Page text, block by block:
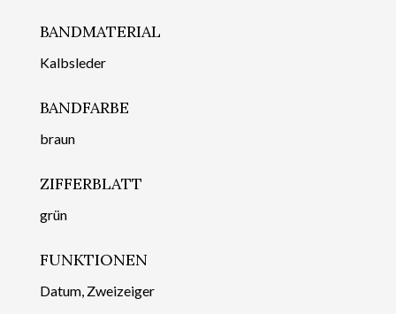
BANDMATERIAL
Kalbsleder
BANDFARBE
braun
ZIFFERBLATT
grün
FUNKTIONEN
Datum, Zweizeiger